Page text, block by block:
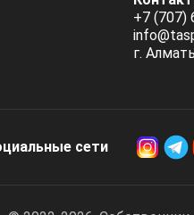
+7 (707)
г.
cети